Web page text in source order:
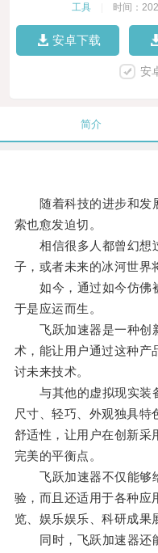
工具 时间：
安卓下载
安
简介
随着科技的进步和发
索也愈发迫切。
相信很多人都曾幻想
子，或者未来的冰河世界
如今，通过如今仿佛
于是应运而生。
飞跃加速器是一种创
术，能让用户通过这种产
讨未来技术。
与其他的虚拟现实装
尺寸、轻巧、外观独具特
舒适性，让用户在创新采
完美的平衡点。
飞跃加速器不仅能够
验，而且还适用于各种应
览、娱乐娱乐、科研成果
同时，飞跃加速器还